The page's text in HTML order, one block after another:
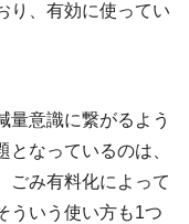
り、有効に使ってい
量意識に繋がるよう
なっているのは、
ごみ有料化によって
ういう使い方も1つ